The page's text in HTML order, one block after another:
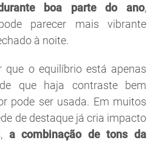
boa parte do ano,
parecer mais vibrante
à noite.
que o equilíbrio está apenas
que haja contraste bem
pode ser usada. Em muitos
de destaque já cria impacto
a combinação de tons da